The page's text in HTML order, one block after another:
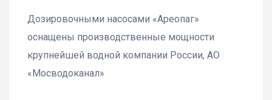
Дозировочными насосами «Ареопаг»
оснащены производственные мощности
крупнейшей водной компании России, АО
«Мосводоканал»